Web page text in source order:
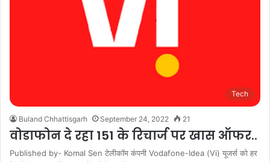
Tech
Buland Chhattisgarh September 24, 2022 21
वोडाफोन दे रहा 151 के रिचार्ज पर खास ऑफर..
Published by- Komal Sen टेलीकॉम कंपनी Vodafone-Idea (Vi) यूजर्स को हर